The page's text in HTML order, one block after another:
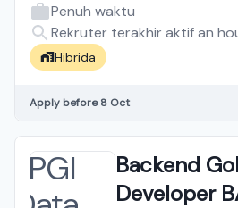
Penuh waktu
Rekruter terakhir aktif an
Hibrida
Apply before 8 Oct
Backend
Developer